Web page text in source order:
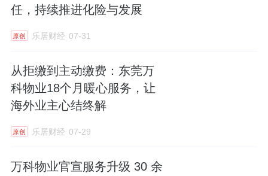
任，持续推进化险与发展
原创 乐居财经 07-31
从拒缴到主动缴费：东莞万
科物业18个月暖心服务，让
海外业主心结终解
原创 乐居财经 07-29
万科物业官宣服务升级 30 余